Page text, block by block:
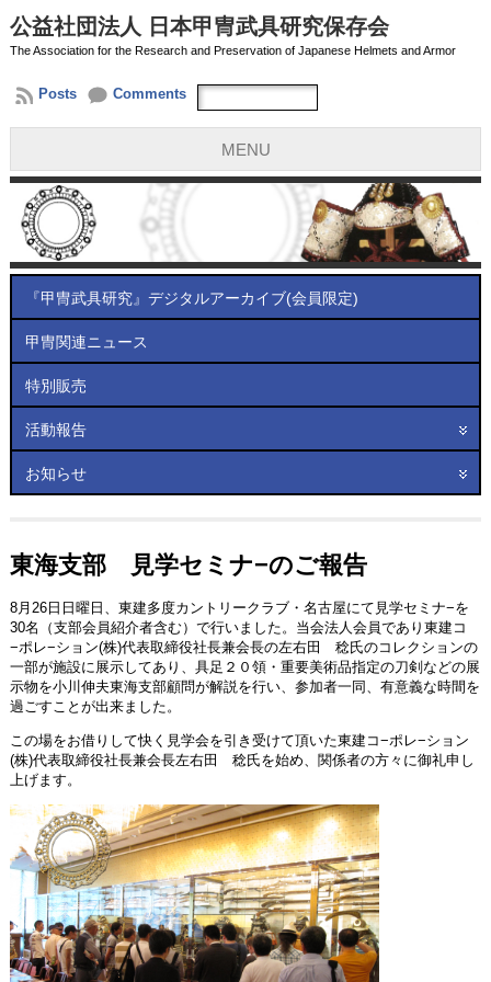
公益社団法人 日本甲冑武具研究保存会
The Association for the Research and Preservation of Japanese Helmets and Armor
Posts Comments
MENU
『甲冑武具研究』デジタルアーカイブ(会員限定)
甲冑関連ニュース
特別販売
活動報告
お知らせ
東海支部 見学セミナ−のご報告
8月26日日曜日、東建多度カントリークラブ・名古屋にて見学セミナ−を
30名（支部会員紹介者含む）で行いました。当会法人会員であり東建コ
−ポレ−ション(株)代表取締役社長兼会長の左右田 稔氏のコレクションの
一部が施設に展示してあり、具足２０領・重要美術品指定の刀剣などの展
示物を小川伸夫東海支部顧問が解説を行い、参加者一同、有意義な時間を
過ごすことが出来ました。
この場をお借りして快く見学会を引き受けて頂いた東建コ−ポレ−ション
(株)代表取締役社長兼会長左右田 稔氏を始め、関係者の方々に御礼申し
上げます。